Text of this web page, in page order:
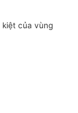
kiệt của vùng